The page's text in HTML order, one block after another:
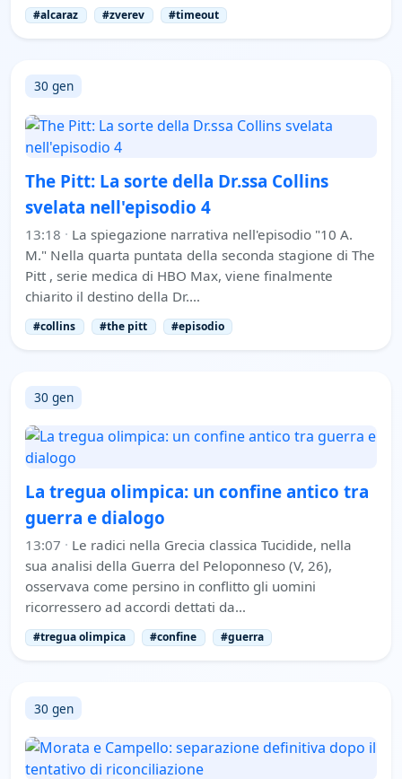
#alcaraz #zverev #timeout
30 gen
The Pitt: La sorte della Dr.ssa Collins
svelata nell'episodio 4
13:18 · La spiegazione narrativa nell'episodio "10 A.
M." Nella quarta puntata della seconda stagione di The
Pitt , serie medica di HBO Max, viene finalmente
chiarito il destino della Dr.…
#collins #the pitt #episodio
30 gen
La tregua olimpica: un confine antico tra
guerra e dialogo
13:07 · Le radici nella Grecia classica Tucidide, nella
sua analisi della Guerra del Peloponneso (V, 26),
osservava come persino in conflitto gli uomini
ricorressero ad accordi dettati da…
#tregua olimpica #confine #guerra
30 gen